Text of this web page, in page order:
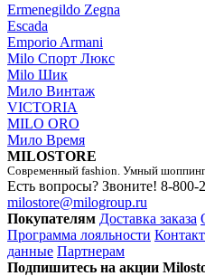
Ermenegildo Zegna
Escada
Emporio Armani
Milo Спорт Люкс
Milo Шик
Мило Винтаж
VICTORIA
MILO ORO
Мило Время
MILOSTORE
Современный fashion. Умный
Есть вопросы? Звоните! 8-800-
milostore@milogroup.ru
Покупателям Доставка заказа
Программа лояльности
данные Партнерам
Подпишитесь на акции